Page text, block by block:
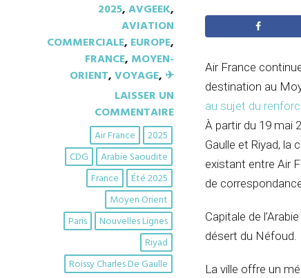
2025,AVGEEK,
AVIATION
COMMERCIALE, EUROPE,
FRANCE, MOYEN-
ORIENT,VOYAGE, ✈︎
LAISSER UN
COMMENTAIRE
2025
Air France
Arabie Saoudite
CDG
Été 2025
France
Moyen Orient
Nouvelles Lignes
Paris
Riyad
Roissy Charles De Gaulle
Air France
destination au
au sujet du
À partir du 19 mai
Gaulle et Riyad, la
existant entre Air
de
Capitale de
désert du Néfoud.
La ville offre un